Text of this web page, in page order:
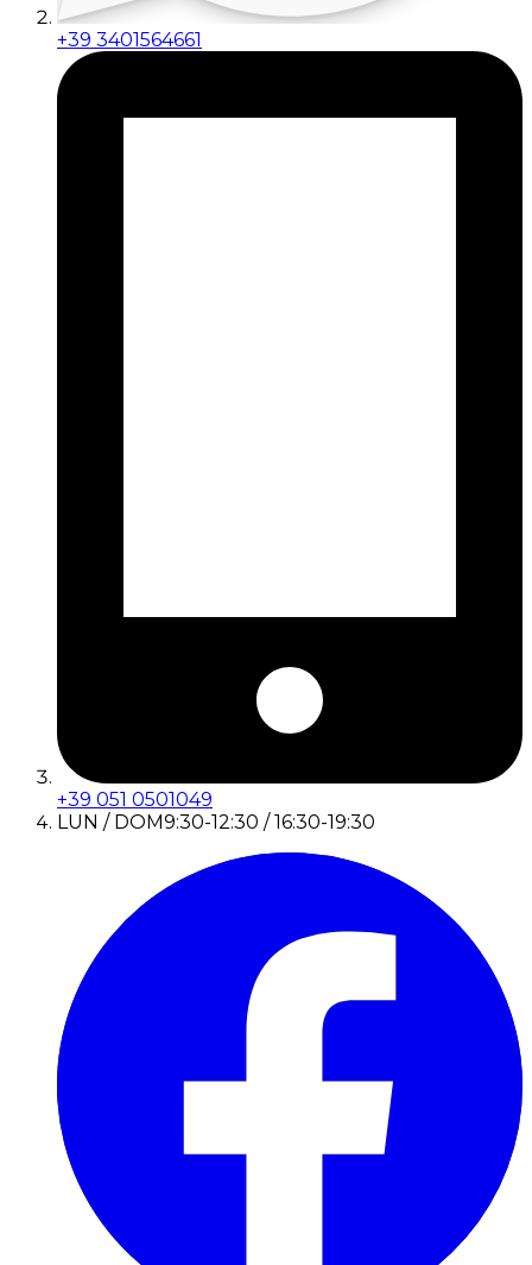
+39 3401564661
+39 051 0501049
LUN / DOM9:30-12:30 / 16:30-19:30